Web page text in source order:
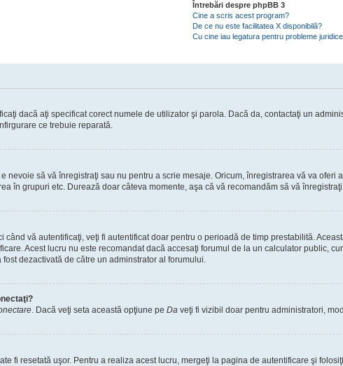
Întrebări despre phpBB 3
Cine a scris acest program?
De ce nu este facilitatea X disponibilă?
Cu cine iau legatura pentru probleme
dacă aţi specificat corect numele de utilizator şi parola. Dacă da, contactaţi un
ce trebuie reparată.
să vă înregistraţi sau nu pentru a scrie mesaje. Oricum, înregistrarea vă va
în grupuri etc. Durează doar câteva momente, aşa că vă recomandăm să vă
când vă autentificaţi, veţi fi autentificat doar pentru o perioadă de timp prestabilită.
Acest lucru nu este recomandat dacă accesaţi forumul de la un calculator public,
dezactivată de către un adminstrator al forumului.
. Dacă veţi seta această opţiune pe Da veţi fi vizibil doar pentru administratori,
fi resetată uşor. Pentru a realiza acest lucru, mergeţi la pagina de autentificare şi